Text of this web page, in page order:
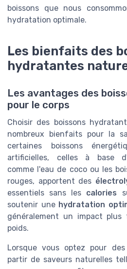
boissons que nous
hydratation optimale.
Les bienfaits des
hydratantes
Les avantages des
pour le corps
Choisir des boissons
nombreux bienfaits pour la
certaines boissons
artificielles, celles à base
comme l'eau de coco ou les
rouges, apportent des
essentiels sans les calories
soutenir une hydratation
généralement un impact
poids.
Lorsque vous optez pour des
partir de saveurs naturelles